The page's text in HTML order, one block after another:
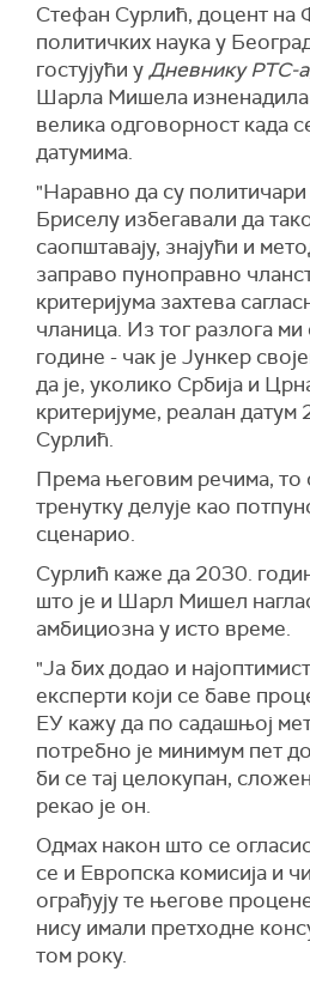
Стефан Сурлић, доцент на
политичких наука у
гостујући уДневнику РТС-а
Шарла Мишела и
велика одговорност када
датумима.
"Наравно да су
Бриселу избегавали да
саопштавају, знајући и
заправо пуноправно
критеријума захтева
чланица. Из тог разлога
године - чак је Јункер
да је, уколико Србија и
критеријуме, реалан датум
Сурлић.
Према његовим речима, то
тренутку делује као
сценарио.
Сурлић каже да 2030.
што је и Шарл Мишел
амбициозна у исто време.
"Ја бих додао и
експерти који се баве
ЕУ кажу да по садашњој
потребно је минимум пет
би се тај целокупан,
рекао је он.
Одмах након што се
се и Европска комисија и
ограђују те његове
нису имали претходне
том року.